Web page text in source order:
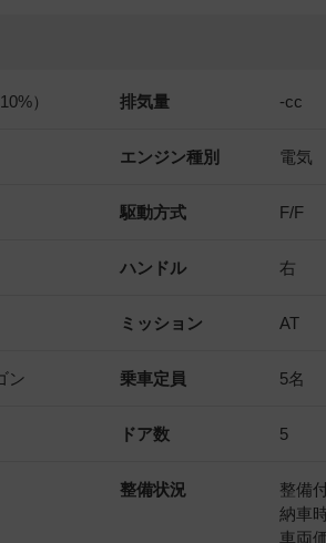
） 排気量 -cc
エンジン種別 電気
駆動方式 F/F
ハンドル 右
ミッション AT
ン 乗車定員 5名
ドア数 5
整備状況
整備
納車
車両